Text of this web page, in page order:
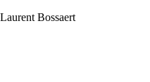
Bossaert